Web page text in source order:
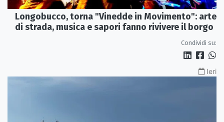
Longobucco, torna "Vinedde in Movimento": arte
di strada, musica e sapori fanno rivivere il borgo
Condividi su:
Ieri